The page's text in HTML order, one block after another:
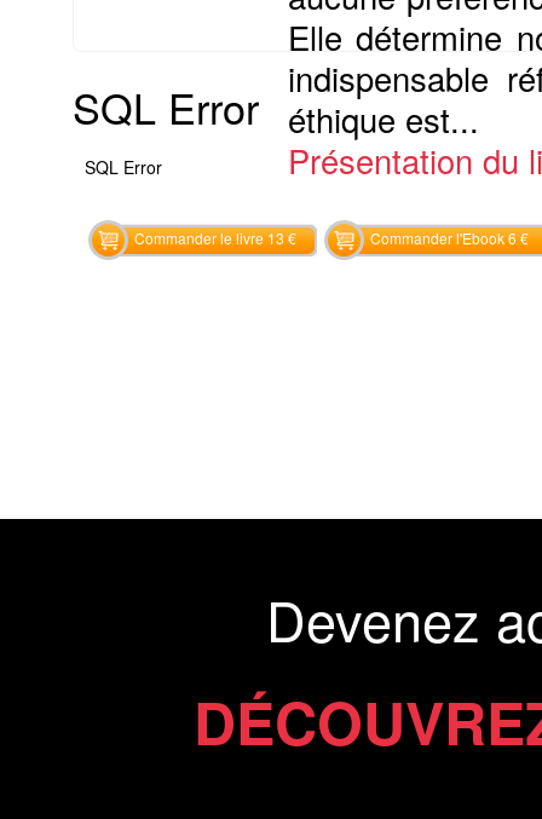
Elle détermine
indispensable
éthique est...
Présentation du
Commander le livre 13 € Commander l'Ebook 6 €
SQL Error
SQL Error
Devenez